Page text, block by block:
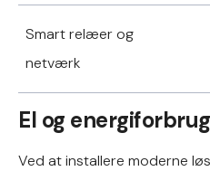
Smart relæer og
netværk
El og energiforbrug
Ved at installere moderne